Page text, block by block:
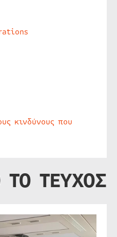
κινδύνους που
ΤΟ ΤΕΥΧΟΣ